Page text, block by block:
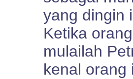
yang dingin
Ketika
mulailah
kenal orang